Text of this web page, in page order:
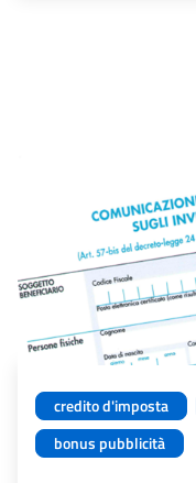
credito d'imposta
bonus pubblicità